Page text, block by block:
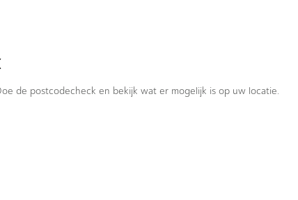
de postcodecheck en bekijk wat er mogelijk is op uw locatie.